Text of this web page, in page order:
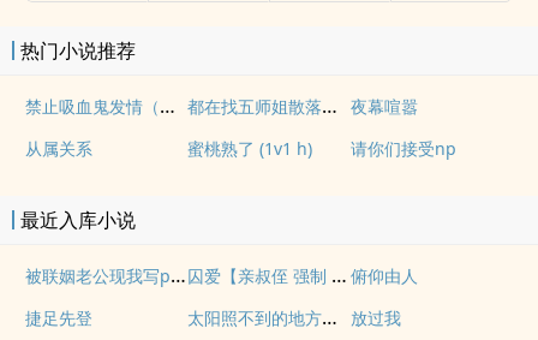
热门小说推荐
禁止吸血鬼发情（姐狗高H 1v1） 都在找五师姐散落的法宝
夜幕喧嚣
从属关系
蜜桃熟了 (1v1 h) 请你们接受np
最近入库小说
被联姻老公现我写po文后 囚爱【亲叔侄 强制 1v1 h】 俯仰由人
捷足先登
太阳照不到的地方【百合 s】 放过我